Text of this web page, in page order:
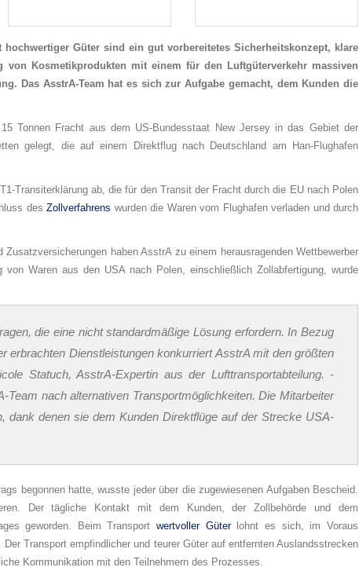
Güter sind ein gut vorbereitetes Sicherheitskonzept, klare
von Kosmetikprodukten mit einem für den Luftgüterverkehr massiven
Das AsstrA-Team hat es sich zur Aufgabe gemacht, dem Kunden die
Tonnen Fracht aus dem US-Bundesstaat New Jersey in das Gebiet der
gelegt, die auf einem Direktflug nach Deutschland am Han-Flughafen
Transiterklärung ab, die für den Transit der Fracht durch die EU nach Polen
desZollverfahrens wurden die Waren vom Flughafen verladen und durch
haben AsstrA zu einem herausragenden Wettbewerber
Waren aus den USA nach Polen, einschließlich Zollabfertigung, wurde
die eine nicht standardmäßige Lösung erfordern. In Bezug
erbrachten Dienstleistungen konkurriert AsstrA mit den größten
Statuch, AsstrA-Expertin aus der Lufttransportabteilung. -
nach alternativen Transportmöglichkeiten. Die Mitarbeiter
dank denen sie dem Kunden Direktflüge auf der Strecke USA-
begonnen hatte, wusste jeder über die zugewiesenen Aufgaben Bescheid.
Der tägliche Kontakt mit dem Kunden, der Zollbehörde und dem
geworden. Beim Transportwertvoller Güterlohnt es sich, im Voraus
Transport empfindlicher und teurer Güter auf entfernten Auslandsstrecken
Kommunikation mit den Teilnehmern des Prozesses.